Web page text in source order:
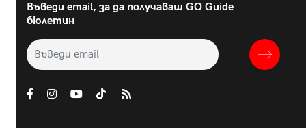
Въведи email, за да получаваш GO Guide
бюлетин